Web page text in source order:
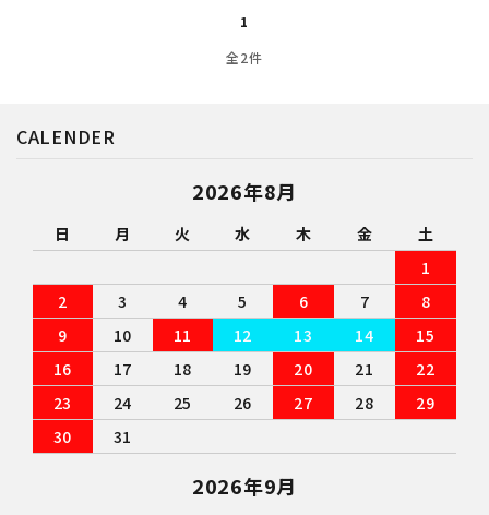
1
全2件
キーワード
カテゴリー
検索する
CALENDER
2026年8月
日 月 火 水 木 金
土
1
2
3 4 5 6 7
8
9
10 11 12 13 14
15
16
17 18 19 20 21
22
23
24 25 26 27 28
29
30
31
2026年9月